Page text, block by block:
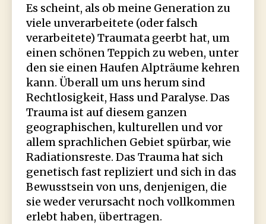
Es scheint, als ob meine Generation zu
viele unverarbeitete (oder falsch
verarbeitete) Traumata geerbt hat, um
einen schönen Teppich zu weben, unter
den sie einen Haufen Alpträume kehren
kann. Überall um uns herum sind
Rechtlosigkeit, Hass und Paralyse. Das
Trauma ist auf diesem ganzen
geographischen, kulturellen und vor
allem sprachlichen Gebiet spürbar, wie
Radiationsreste. Das Trauma hat sich
genetisch fast repliziert und sich in das
Bewusstsein von uns, denjenigen, die
sie weder verursacht noch vollkommen
erlebt haben, übertragen.